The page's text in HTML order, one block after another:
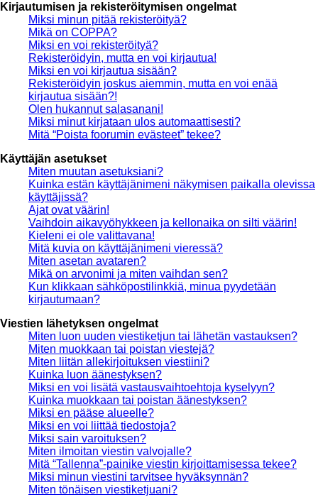
Kirjautumisen ja rekisteröitymisen ongelmat
Miksi minun pitää rekisteröityä?
Mikä on COPPA?
Miksi en voi rekisteröityä?
Rekisteröidyin, mutta en voi kirjautua!
Miksi en voi kirjautua sisään?
Rekisteröidyin joskus aiemmin, mutta en voi enää
kirjautua sisään?!
Olen hukannut salasanani!
Miksi minut kirjataan ulos automaattisesti?
Mitä “Poista foorumin evästeet” tekee?
Käyttäjän asetukset
Miten muutan asetuksiani?
Kuinka estän käyttäjänimeni näkymisen paikalla olevissa
käyttäjissä?
Ajat ovat väärin!
Vaihdoin aikavyöhykkeen ja kellonaika on silti väärin!
Kieleni ei ole valittavana!
Mitä kuvia on käyttäjänimeni vieressä?
Miten asetan avataren?
Mikä on arvonimi ja miten vaihdan sen?
Kun klikkaan sähköpostilinkkiä, minua pyydetään
kirjautumaan?
Viestien lähetyksen ongelmat
Miten luon uuden viestiketjun tai lähetän vastauksen?
Miten muokkaan tai poistan viestejä?
Miten liitän allekirjoituksen viestiini?
Kuinka luon äänestyksen?
Miksi en voi lisätä vastausvaihtoehtoja kyselyyn?
Kuinka muokkaan tai poistan äänestyksen?
Miksi en pääse alueelle?
Miksi en voi liittää tiedostoja?
Miksi sain varoituksen?
Miten ilmoitan viestin valvojalle?
Mitä “Tallenna”-painike viestin kirjoittamisessa tekee?
Miksi minun viestini tarvitsee hyväksynnän?
Miten tönäisen viestiketjuani?